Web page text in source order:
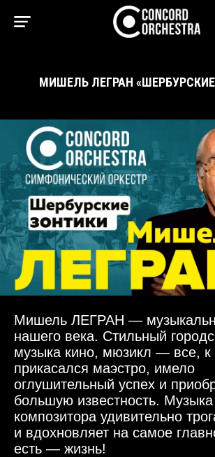
МИШЕЛЬ ЛЕГРАН
Мишель ЛЕГРАН —
нашего века. Стильный
музыка кино, мюзикл — все, к
прикасался маэстро, имело
оглушительный успех и
большую известность. Музыка
композитора удивительно
и вдохновляет на самое
есть — жизнь!